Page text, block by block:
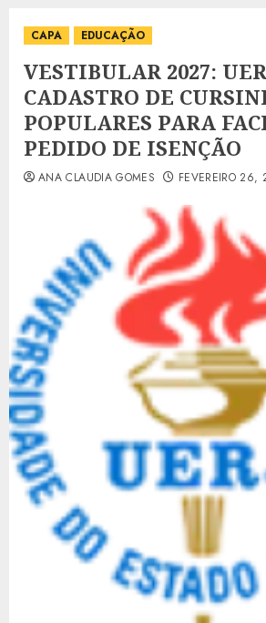
CAPA EDUCAÇÃO
VESTIBULAR 2027:
CADASTRO DE
POPULARES PARA
PEDIDO DE ISENÇÃO
ANA CLAUDIA GOMES FEVEREIRO 26,